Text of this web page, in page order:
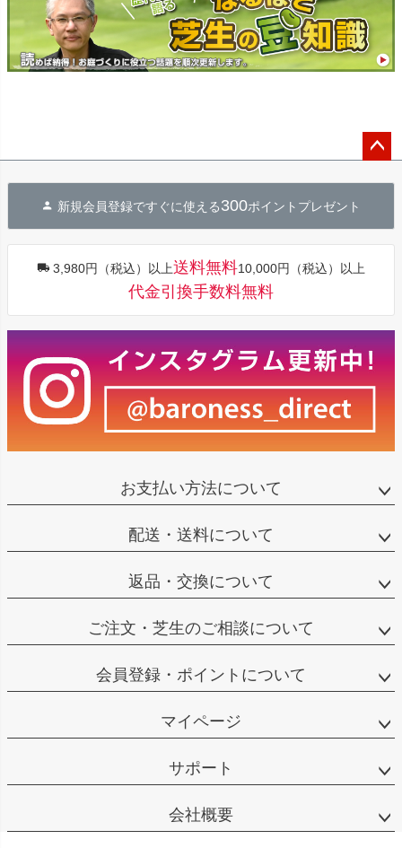
へ
新規会員登録ですぐに使える300ポイントプレゼント
3,980円（税込）以上送料無料10,000円（税込）以上
代金引換手数料無料
お支払い方法について
配送・送料について
返品・交換について
ご注文・芝生のご相談について
会員登録・ポイントについて
マイページ
サポート
会社概要